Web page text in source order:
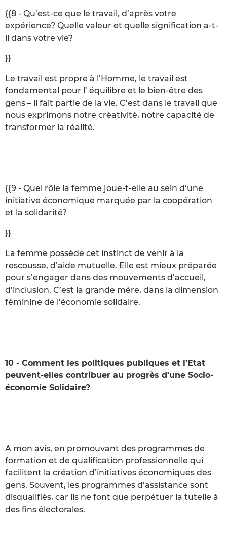
{{8 - Qu’est-ce que le travail, d’après votre
expérience? Quelle valeur et quelle signification a-t-
il dans votre vie?
}}
Le travail est propre à l’Homme, le travail est
fondamental pour l’ équilibre et le bien-être des
gens – il fait partie de la vie. C’est dans le travail que
nous exprimons notre créativité, notre capacité de
transformer la réalité.
{{9 - Quel rôle la femme joue-t-elle au sein d’une
initiative économique marquée par la coopération
et la solidarité?
}}
La femme possède cet instinct de venir à la
rescousse, d’aide mutuelle. Elle est mieux préparée
pour s’engager dans des mouvements d’accueil,
d’inclusion. C’est la grande mère, dans la dimension
féminine de l’économie solidaire.
10 - Comment les politiques publiques et l’Etat
peuvent-elles contribuer au progrès d’une Socio-
économie Solidaire?
A mon avis, en promouvant des programmes de
formation et de qualification professionnelle qui
facilitent la création d’initiatives économiques des
gens. Souvent, les programmes d’assistance sont
disqualifiés, car ils ne font que perpétuer la tutelle à
des fins électorales.